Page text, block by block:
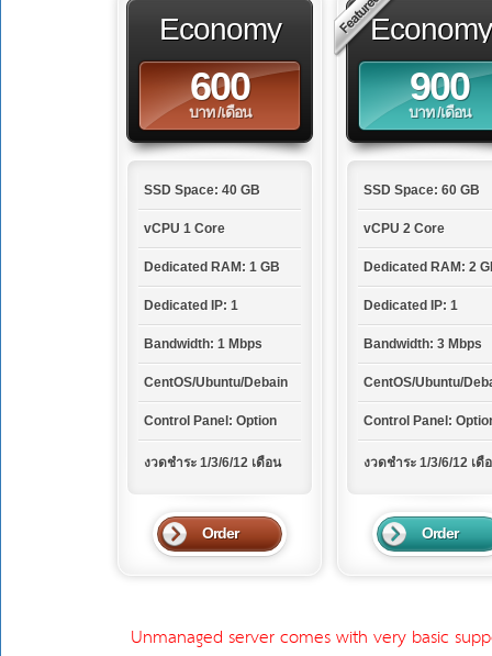
Unmanaged server comes with very basic